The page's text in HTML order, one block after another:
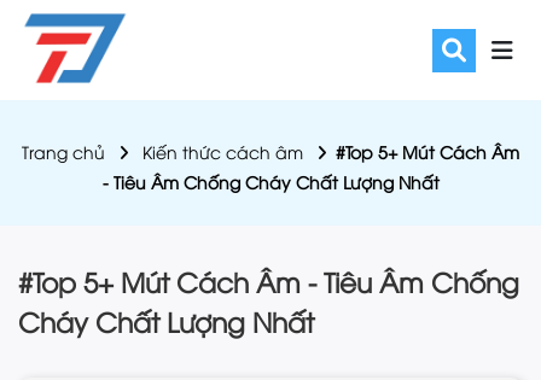
Trang chủ Kiến thức cách âm
#Top 5+ Mút Cách Âm
- Tiêu Âm Chống Cháy Chất Lượng Nhất
#Top 5+ Mút Cách Âm - Tiêu Âm Chống
Cháy Chất Lượng Nhất